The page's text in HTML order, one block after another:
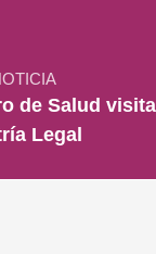
de Salud
Legal